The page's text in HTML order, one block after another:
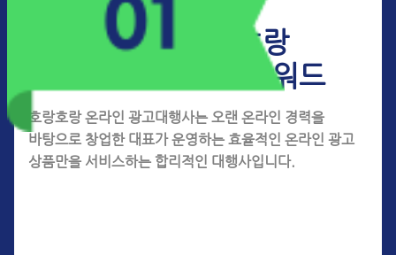
2026 호랑호랑
마케팅 포인트 키워드
호랑호랑 온라인 광고대행사는 오랜 온라인 경력을
바탕으로 창업한 대표가 운영하는 효율적인 온라인 광고
상품만을 서비스하는 합리적인 대행사입니다.